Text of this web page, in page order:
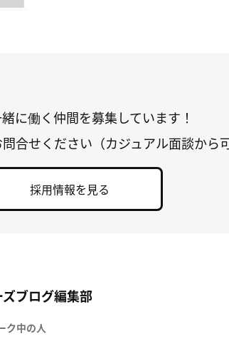
に働く仲間を募集しています！
合せください（カジュアル面談から
採用情報を見る
ブログ編集部
ク中の人